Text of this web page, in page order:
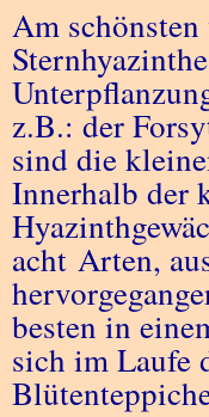
Am
z.B.: der
sind die
Innerhalb der
acht Arten,
besten in
sich im Laufe